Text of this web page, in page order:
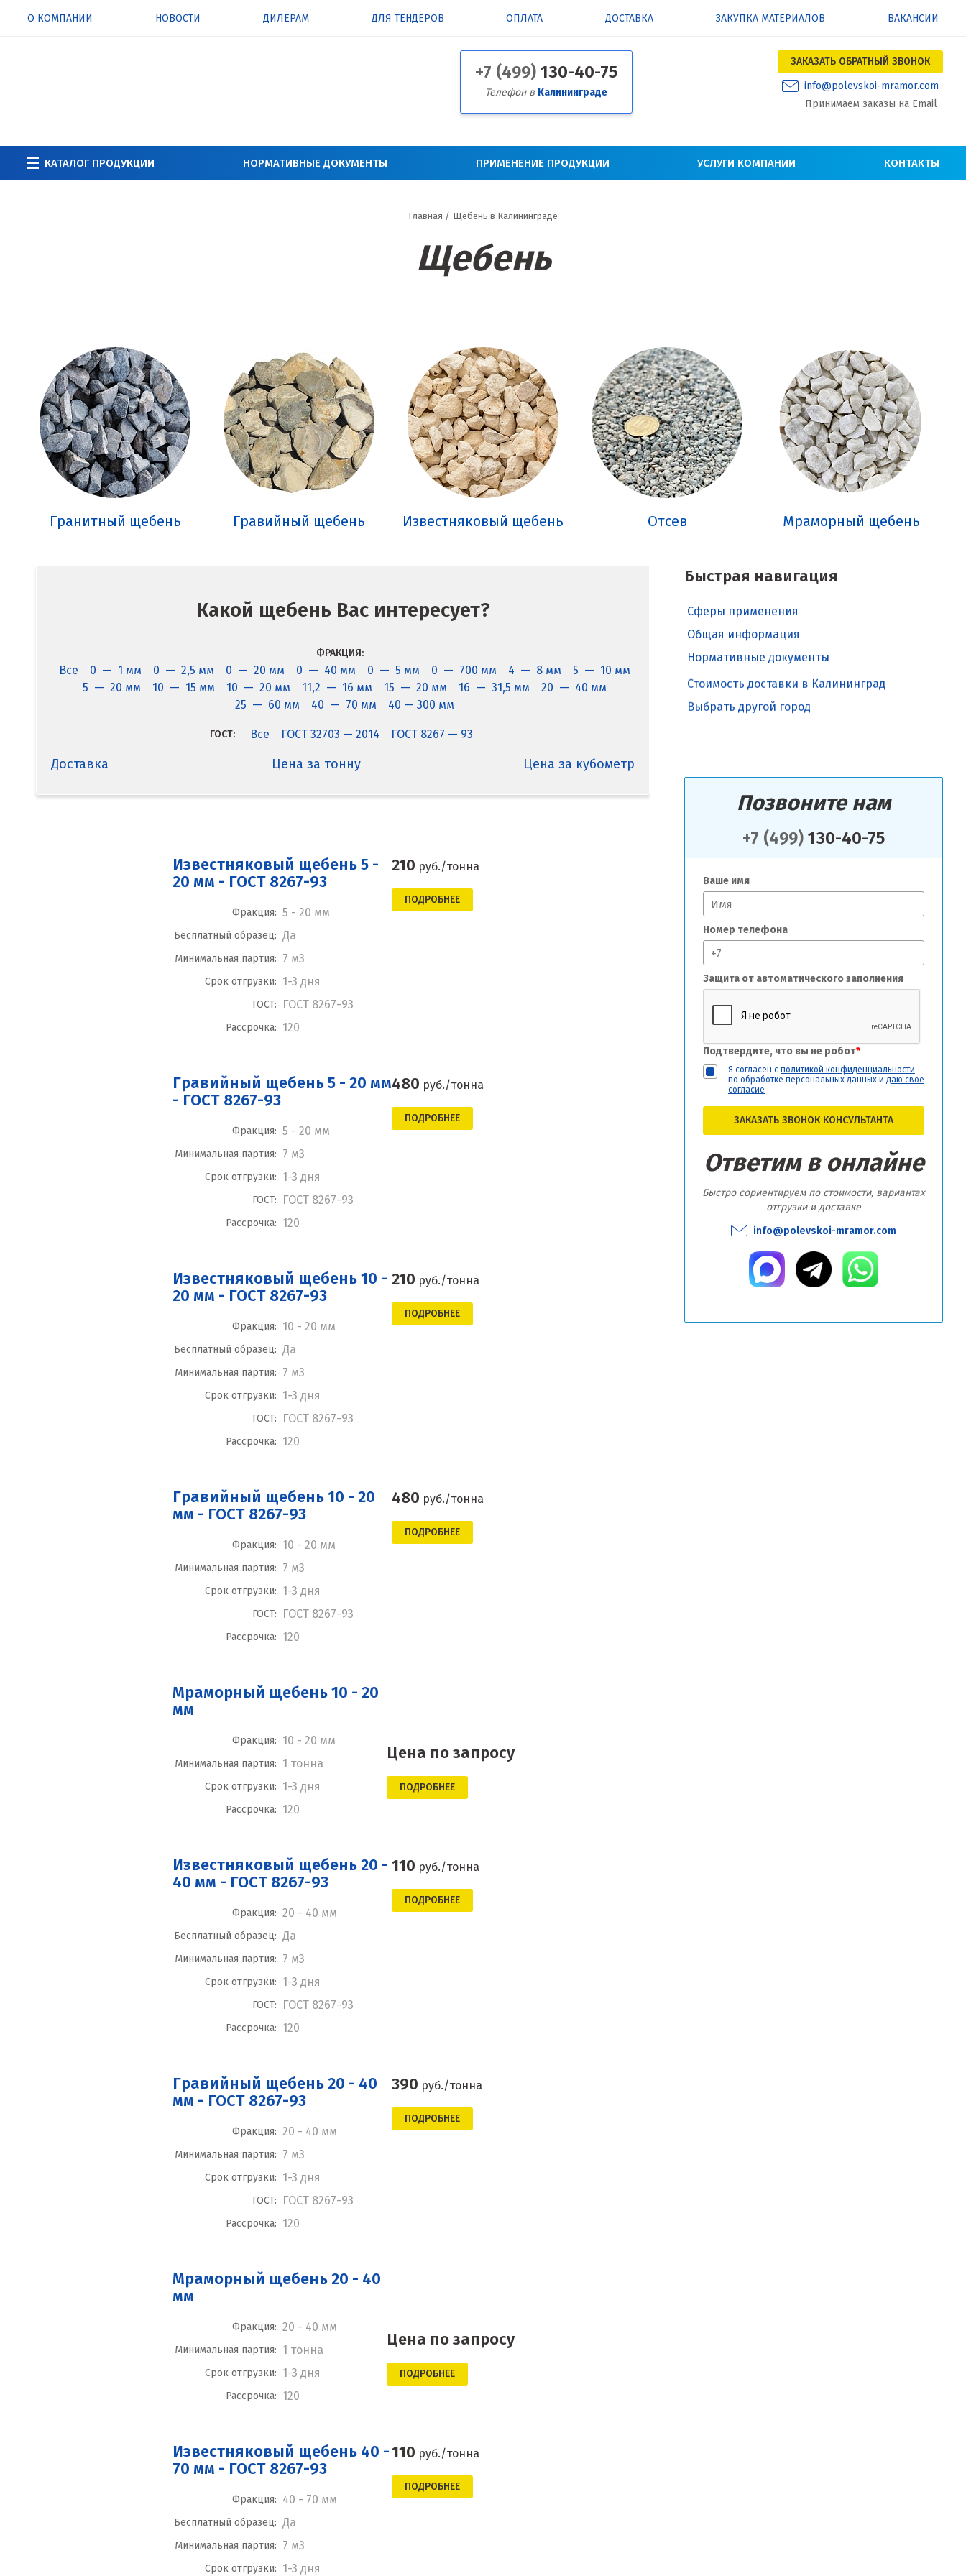
О КОМПАНИИ НОВОСТИ ДИЛЕРАМ ДЛЯ ТЕНДЕРОВ ОПЛАТА ДОСТАВКА ЗАКУПКА МАТЕРИАЛОВ ВАКАНСИИ
+7 (499) 130-40-75
Телефон в Калининграде
ЗАКАЗАТЬ ОБРАТНЫЙ ЗВОНОК
info@polevskoi-mramor.com
Принимаем заказы на Email
КАТАЛОГ ПРОДУКЦИИ НОРМАТИВНЫЕ ДОКУМЕНТЫ ПРИМЕНЕНИЕ ПРОДУКЦИИ УСЛУГИ КОМПАНИИ КОНТАКТЫ
Главная / Щебень в Калининграде
Щебень
Гранитный щебень Гравийный щебень Известняковый щебень Отсев Мраморный щебень
Быстрая навигация
Сферы применения
Общая информация
Нормативные документы
Стоимость доставки в Калининград
Выбрать другой город
Позвоните нам
+7 (499) 130-40-75
Ваше имя
Номер телефона
Защита от автоматического заполнения
Подтвердите, что вы не робот*
Я согласен с политикой конфиденциальности
по обработке персональных данных и даю свое
согласие
ЗАКАЗАТЬ ЗВОНОК КОНСУЛЬТАНТА
Ответим в онлайне
Быстро сориентируем по стоимости, вариантах
отгрузки и доставке
info@polevskoi-mramor.com
Какой щебень Вас интересует?
ФРАКЦИЯ:
Все 0 — 1 мм 0 — 2,5 мм 0 — 20 мм 0 — 40 мм 0 — 5 мм 0 — 700 мм 4 — 8 мм
5 — 10 мм
5 — 20 мм
10 — 15 мм 10 — 20 мм 11,2 — 16 мм 15 — 20 мм 16 — 31,5 мм
20 — 40 мм
25 — 60 мм
40 — 70 мм 40 — 300 мм
ГОСТ: Все ГОСТ 32703 — 2014 ГОСТ 8267 — 93
Доставка Цена за тонну Цена за кубометр
Известняковый щебень 5 -
20 мм - ГОСТ 8267-93
Фракция: 5 - 20 мм
Бесплатный образец: Да
Минимальная партия: 7 м3
Срок отгрузки: 1-3 дня
ГОСТ: ГОСТ 8267-93
Рассрочка: 120
210 руб./тонна
ПОДРОБНЕЕ
Гравийный щебень 5 - 20 мм
- ГОСТ 8267-93
Фракция: 5 - 20 мм
Минимальная партия: 7 м3
Срок отгрузки: 1-3 дня
ГОСТ: ГОСТ 8267-93
Рассрочка: 120
480 руб./тонна
ПОДРОБНЕЕ
Известняковый щебень 10 -
20 мм - ГОСТ 8267-93
Фракция: 10 - 20 мм
Бесплатный образец: Да
Минимальная партия: 7 м3
Срок отгрузки: 1-3 дня
ГОСТ: ГОСТ 8267-93
Рассрочка: 120
210 руб./тонна
ПОДРОБНЕЕ
Гравийный щебень 10 - 20
мм - ГОСТ 8267-93
Фракция: 10 - 20 мм
Минимальная партия: 7 м3
Срок отгрузки: 1-3 дня
ГОСТ: ГОСТ 8267-93
Рассрочка: 120
480 руб./тонна
ПОДРОБНЕЕ
Мраморный щебень 10 - 20
мм
Фракция: 10 - 20 мм
Минимальная партия: 1 тонна
Срок отгрузки: 1-3 дня
Рассрочка: 120
Цена по запросу
ПОДРОБНЕЕ
Известняковый щебень 20 -
40 мм - ГОСТ 8267-93
Фракция: 20 - 40 мм
Бесплатный образец: Да
Минимальная партия: 7 м3
Срок отгрузки: 1-3 дня
ГОСТ: ГОСТ 8267-93
Рассрочка: 120
110 руб./тонна
ПОДРОБНЕЕ
Гравийный щебень 20 - 40
мм - ГОСТ 8267-93
Фракция: 20 - 40 мм
Минимальная партия: 7 м3
Срок отгрузки: 1-3 дня
ГОСТ: ГОСТ 8267-93
Рассрочка: 120
390 руб./тонна
ПОДРОБНЕЕ
Мраморный щебень 20 - 40
мм
Фракция: 20 - 40 мм
Минимальная партия: 1 тонна
Срок отгрузки: 1-3 дня
Рассрочка: 120
Цена по запросу
ПОДРОБНЕЕ
Известняковый щебень 40 -
70 мм - ГОСТ 8267-93
Фракция: 40 - 70 мм
Бесплатный образец: Да
Минимальная партия: 7 м3
Срок отгрузки: 1-3 дня
110 руб./тонна
ПОДРОБНЕЕ